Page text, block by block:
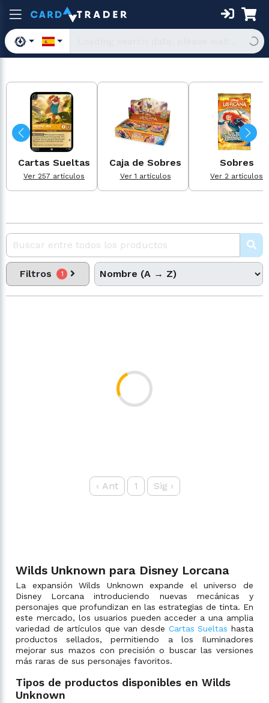
Cartas Sueltas
Ver 257 artículos
Caja de Sobres
Ver 1 artículos
Sobres
Ver 2 artículos
Filtros 1
‹ Ant 1 Sig ›
Wilds Unknown para Disney Lorcana
La expansión Wilds Unknown expande el universo de
Disney Lorcana introduciendo nuevas mecánicas y
personajes que profundizan en las estrategias de tinta. En
este mercado, los usuarios pueden acceder a una amplia
variedad de artículos que van desde Cartas Sueltas hasta
productos sellados, permitiendo a los Iluminadores
mejorar sus mazos con precisión o buscar las versiones
más raras de sus personajes favoritos.
Tipos de productos disponibles en Wilds
Unknown